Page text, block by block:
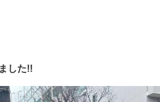
した!!